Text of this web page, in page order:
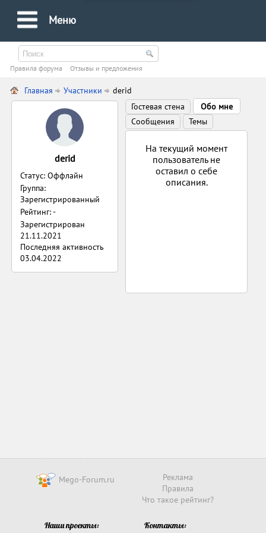
Меню
Правила форума Oтзывы и предложения
Главная Участники derid
derid
Статус: Оффлайн
Группа:
Зарегистрированный
Рейтинг: -
Зарегистрирован
21.11.2021
Последняя активность
03.04.2022
Гостевая стена
Обо мне
Сообщения
Темы
На текущий момент
пользователь не
оставил о себе
описания.
Mego-Forum.ru
Реклама
Правила
Что такое рейтинг?
Наши проекты:
Контакты: